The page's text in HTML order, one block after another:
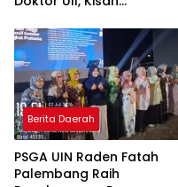
Yogyakarta yang Pernah
Menjadi Driver Taksi Online
Berita Daerah
PSGA UIN Raden Fatah
Palembang Raih